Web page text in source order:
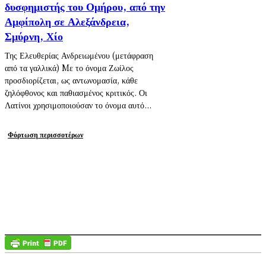
δυσφημιστής του Ομήρου, από την
Αμφίπολη σε Αλεξάνδρεια,
Σμύρνη, Χίο
Της Ελευθερίας Ανδρειωμένου (μετάφραση
από τα γαλλικά) Mε το όνομα Ζωίλος
προσδιορίζεται, ως αντωνομασία, κάθε
ζηλόφθονος και παθιασμένος κριτικός. Οι
Λατίνοι χρησιμοποιούσαν το όνομα αυτό...
Φόρτωση περισσοτέρων